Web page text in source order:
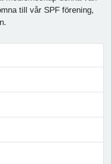
till vår SPF förening,